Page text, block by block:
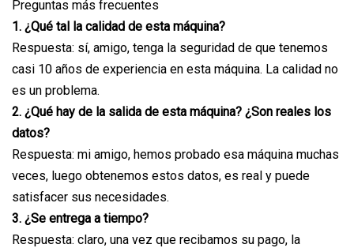
Preguntas más frecuentes
1. ¿Qué tal la calidad de esta máquina?
Respuesta: sí, amigo, tenga la seguridad de que tenemos
casi 10 años de experiencia en esta máquina. La calidad no
es un problema.
2. ¿Qué hay de la salida de esta máquina? ¿Son reales los
datos?
Respuesta: mi amigo, hemos probado esa máquina muchas
veces, luego obtenemos estos datos, es real y puede
satisfacer sus necesidades.
3. ¿Se entrega a tiempo?
Respuesta: claro, una vez que recibamos su pago, la